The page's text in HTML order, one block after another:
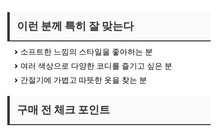
이런 분께 특히 잘 맞는다
소프트한 느낌의 스타일을 좋아하는 분
여러 색상으로 다양한 코디를 즐기고 싶은 분
간절기에 가볍고 따뜻한 옷을 찾는 분
구매 전 체크 포인트